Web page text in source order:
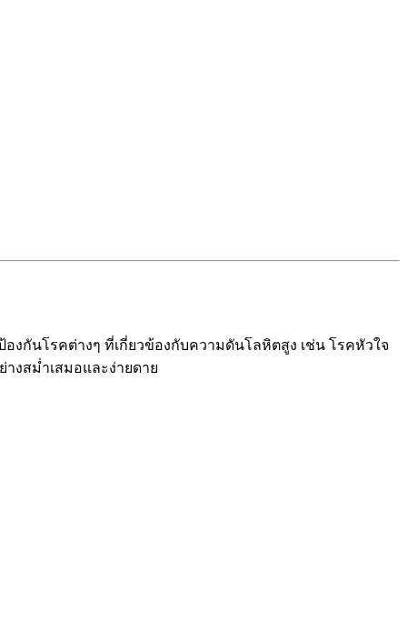
กันโรคต่างๆ ที่เกี่ยวข้องกับความดันโลหิตสูง เช่น โรคหัวใจ
งสม่ำเสมอและง่ายดาย